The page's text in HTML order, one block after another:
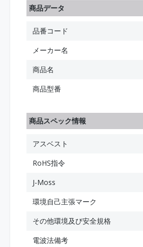
商品データ
品番コード
メーカー名
商品名
商品型番
商品スペック情報
アスベスト
RoHS指令
J-Moss
環境自己主張マーク
その他環境及び安全規格
電波法備考